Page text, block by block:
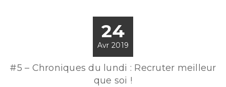
24
Avr 2019
#5 – Chroniques du lundi : Recruter meilleur
que soi !